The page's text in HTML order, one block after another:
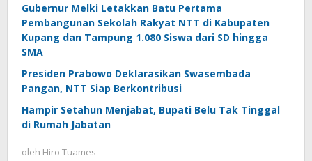
Gubernur Melki Letakkan Batu Pertama
Pembangunan Sekolah Rakyat NTT di Kabupaten
Kupang dan Tampung 1.080 Siswa dari SD hingga
SMA
Presiden Prabowo Deklarasikan Swasembada
Pangan, NTT Siap Berkontribusi
Hampir Setahun Menjabat, Bupati Belu Tak Tinggal
di Rumah Jabatan
oleh Hiro Tuames